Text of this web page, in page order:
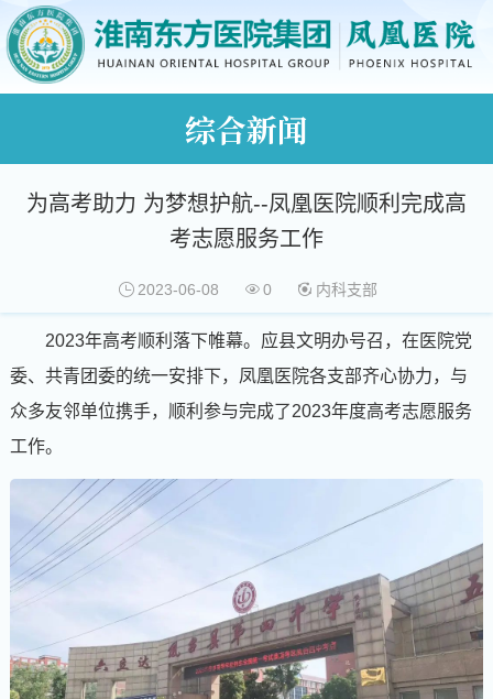
综合新闻
为高考助力 为梦想护航--凤凰医院顺利完成高
考志愿服务工作
2023-06-08 0 内科支部
2023年高考顺利落下帷幕。应县文明办号召，在医院党
委、共青团委的统一安排下，凤凰医院各支部齐心协力，与
众多友邻单位携手，顺利参与完成了2023年度高考志愿服务
工作。